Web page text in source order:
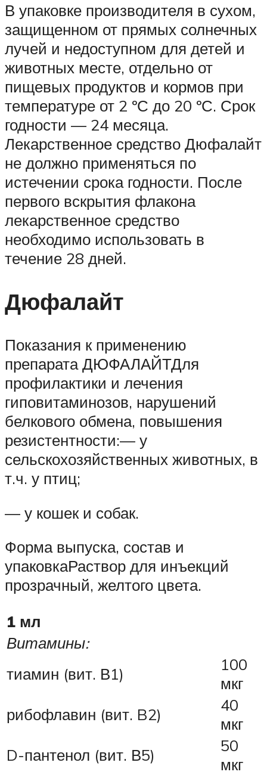
В упаковке производителя в сухом,
защищенном от прямых солнечных
лучей и недоступном для детей и
животных месте, отдельно от
пищевых продуктов и кормов при
температуре от 2 ºС до 20 ºС. Срок
годности — 24 месяца.
Лекарственное средство Дюфалайт
не должно применяться по
истечении срока годности. После
первого вскрытия флакона
лекарственное средство
необходимо использовать в
течение 28 дней.
Дюфалайт
Показания к применению
препарата ДЮФАЛАЙТДля
профилактики и лечения
гиповитаминозов, нарушений
белкового обмена, повышения
резистентности:— у
сельскохозяйственных животных, в
т.ч. у птиц;
— у кошек и собак.
Форма выпуска, состав и
упаковкаРаствор для инъекций
прозрачный, желтого цвета.
1 мл
Витамины:
тиамин (вит. В1)
100
мкг
рибофлавин (вит. B2)
40
мкг
D-пантенол (вит. В5)
50
мкг